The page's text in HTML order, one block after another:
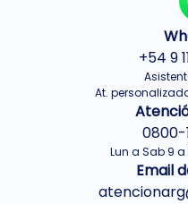
+54 9
At.
0800-
Lun a Sab 9 a
Email